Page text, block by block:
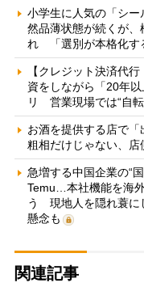
小学生に人気の「シ
然品薄状態が続くが
れ 「選別が本格化す
【クレジット決済代
資をしながら「20年
リ 営業現場では“自
お酒を提供する店で
粗相だけじゃない、店
急増する中国企業の“
Temu…本社機能を海
う 現地人を隠れ蓑に
懸念も
関連記事